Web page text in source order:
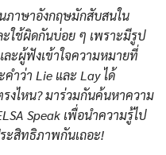
ภาษาอังกฤษมักสับสนใน
ใช้ผิดกันบ่อย ๆ เพราะมีรูป
ะผู้ฟังเข้าใจความหมายที่
ำว่า Lie และ Lay ได้
งไหน? มาร่วมกันค้นหาความ
Speak เพื่อนำความรู้ไป
ะสิทธิภาพกันเถอะ!